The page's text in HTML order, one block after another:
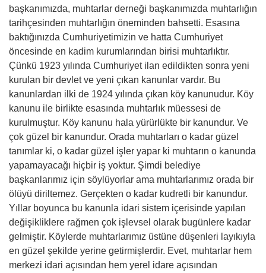
başkanımızda, muhtarlar derneği başkanımızda muhtarlığın
tarihçesinden muhtarlığın öneminden bahsetti. Esasına
baktığınızda Cumhuriyetimizin ve hatta Cumhuriyet
öncesinde en kadim kurumlarından birisi muhtarlıktır.
Çünkü 1923 yılında Cumhuriyet ilan edildikten sonra yeni
kurulan bir devlet ve yeni çıkan kanunlar vardır. Bu
kanunlardan ilki de 1924 yılında çıkan köy kanunudur. Köy
kanunu ile birlikte esasında muhtarlık müessesi de
kurulmuştur. Köy kanunu hala yürürlükte bir kanundur. Ve
çok güzel bir kanundur. Orada muhtarları o kadar güzel
tanımlar ki, o kadar güzel işler yapar ki muhtarın o kanunda
yapamayacağı hiçbir iş yoktur. Şimdi belediye
başkanlarımız için söylüyorlar ama muhtarlarımız orada bir
ölüyü diriltemez. Gerçekten o kadar kudretli bir kanundur.
Yıllar boyunca bu kanunla idari sistem içerisinde yapılan
değişikliklere rağmen çok işlevsel olarak bugünlere kadar
gelmiştir. Köylerde muhtarlarımız üstüne düşenleri layıkıyla
en güzel şekilde yerine getirmişlerdir. Evet, muhtarlar hem
merkezi idari açısından hem yerel idare açısından